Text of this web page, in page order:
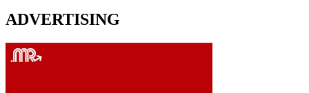
ADVERTISING